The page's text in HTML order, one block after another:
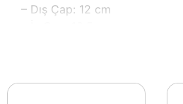
– Dış Çap: 12 cm